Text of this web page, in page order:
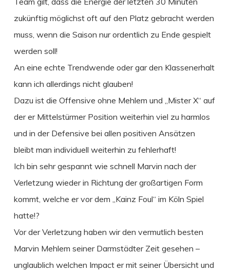
zukünftig möglichst oft auf den Platz gebracht werden
muss, wenn die Saison nur ordentlich zu Ende gespielt
werden soll!
An eine echte Trendwende oder gar den Klassenerhalt
kann ich allerdings nicht glauben!
Dazu ist die Offensive ohne Mehlem und „Mister X“ auf
der er Mittelstürmer Position weiterhin viel zu harmlos
und in der Defensive bei allen positiven Ansätzen
bleibt man individuell weiterhin zu fehlerhaft!
Ich bin sehr gespannt wie schnell Marvin nach der
Verletzung wieder in Richtung der großartigen Form
kommt, welche er vor dem „Kainz Foul“ im Köln Spiel
hatte!?
Vor der Verletzung haben wir den vermutlich besten
Marvin Mehlem seiner Darmstädter Zeit gesehen –
unglaublich welchen Impact er mit seiner Übersicht und